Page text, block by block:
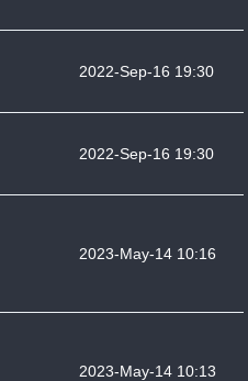
2022-Sep-16 19:30
2022-Sep-16 19:30
2023-May-14 10:16
2023-May-14 10:13